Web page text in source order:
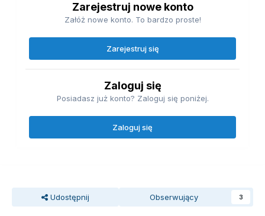
Zarejestruj nowe konto
Załóż nowe konto. To bardzo proste!
Zarejestruj się
Zaloguj się
Posiadasz już konto? Zaloguj się poniżej.
Zaloguj się
Udostępnij Obserwujący 3